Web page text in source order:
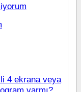
4 ekrana veya
varmı?